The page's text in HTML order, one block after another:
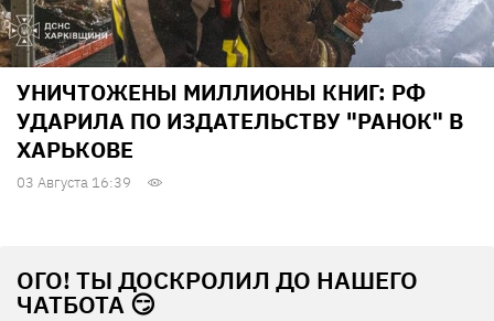
УНИЧТОЖЕНЫ МИЛЛИОНЫ КНИГ: РФ
УДАРИЛА ПО ИЗДАТЕЛЬСТВУ "РАНОК" В
ХАРЬКОВЕ
03 Августа 16:39
ОГО! ТЫ ДОСКРОЛИЛ ДО НАШЕГО
ЧАТБОТА 😏